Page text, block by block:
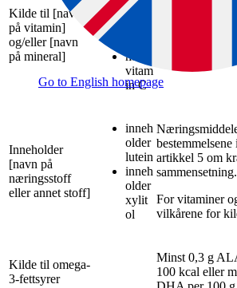
Go to English homepage
Kilde til [navn
på vitamin]
og/eller [navn
på mineral]
med
med
vitam
in C
en betydelig
Inneholder
[navn på
næringsstoff
eller annet stoff]
inneh
older
lutein
inneh
older
xylit
ol
artikkel 5 om
sammensetning.
For vitaminer
vilkårene for
Kilde til omega-
3-fettsyrer
Minst 0,3 g
100 kcal eller